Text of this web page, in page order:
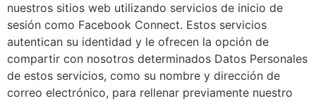
nuestros sitios web utilizando servicios de inicio de
sesión como Facebook Connect. Estos servicios
autentican su identidad y le ofrecen la opción de
compartir con nosotros determinados Datos Personales
de estos servicios, como su nombre y dirección de
correo electrónico, para rellenar previamente nuestro